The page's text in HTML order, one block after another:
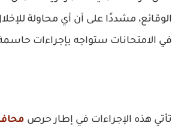
الوقائع، مشددًا على أن أي محاولة
في الامتحانات ستواجه بإجراءات
تأتي هذه الإجراءات في إطار حرص